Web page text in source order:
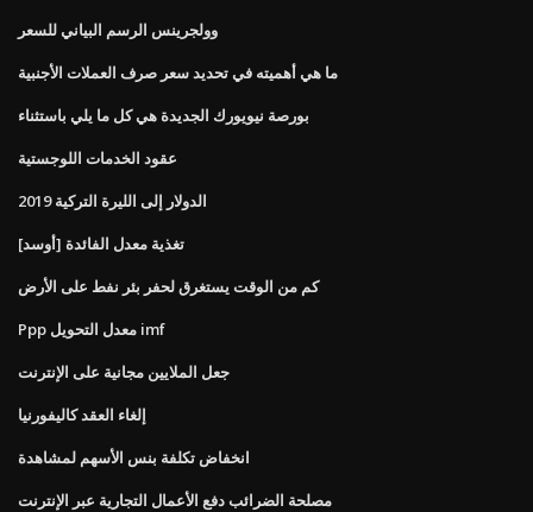
وولجرينس الرسم البياني للسعر
ما هي أهميته في تحديد سعر صرف العملات الأجنبية
بورصة نيويورك الجديدة هي كل ما يلي باستثناء
عقود الخدمات اللوجستية
الدولار إلى الليرة التركية 2019
[أوسد] تغذية معدل الفائدة
كم من الوقت يستغرق لحفر بئر نفط على الأرض
Ppp معدل التحويل imf
جعل الملايين مجانية على الإنترنت
إلغاء العقد كاليفورنيا
انخفاض تكلفة بنس الأسهم لمشاهدة
مصلحة الضرائب دفع الأعمال التجارية عبر الإنترنت